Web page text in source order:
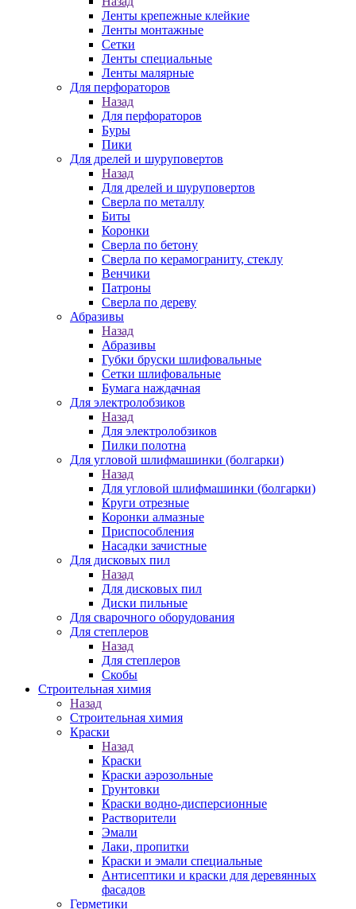
Ленты крепежные клейкие
Ленты монтажные
Сетки
Ленты специальные
Ленты малярные
Для перфораторов
Назад
Для перфораторов
Буры
Пики
Для дрелей и шуруповертов
Назад
Для дрелей и шуруповертов
Сверла по металлу
Биты
Коронки
Сверла по бетону
Сверла по керамограниту, стеклу
Венчики
Патроны
Сверла по дереву
Абразивы
Назад
Абразивы
Губки бруски шлифовальные
Сетки шлифовальные
Бумага наждачная
Для электролобзиков
Назад
Для электролобзиков
Пилки полотна
Для угловой шлифмашинки (болгарки)
Назад
Для угловой шлифмашинки (болгарки)
Круги отрезные
Коронки алмазные
Приспособления
Насадки зачистные
Для дисковых пил
Назад
Для дисковых пил
Диски пильные
Для сварочного оборудования
Для степлеров
Назад
Для степлеров
Скобы
Строительная химия
Назад
Строительная химия
Краски
Назад
Краски
Краски аэрозольные
Грунтовки
Краски водно-дисперсионные
Растворители
Эмали
Лаки, пропитки
Краски и эмали специальные
Антисептики и краски для деревянных
фасадов
Герметики